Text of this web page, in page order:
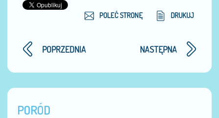
POLEĆ STRONĘ DRUKUJ
POPRZEDNIA NASTĘPNA
PORÓD